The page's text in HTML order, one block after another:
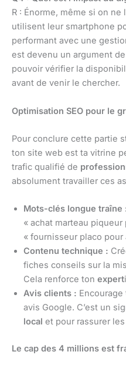
R : Énorme, même si on
utilisent leur smartphone
performant avec une
est devenu un argument
pouvoir vérifier la
avant de venir le chercher.
Optimisation SEO pour le
Pour conclure cette partie
ton site web est ta vitrine
trafic qualifié de
absolument travailler ces
Mots-clés longue traîne
« achat marteau
« fournisseur placo pour
Contenu technique :
fiches conseils sur la
Cela renforce ton expert
Avis clients :
avis Google. C’est un
local et pour rassurer
Le cap des 4 millions est